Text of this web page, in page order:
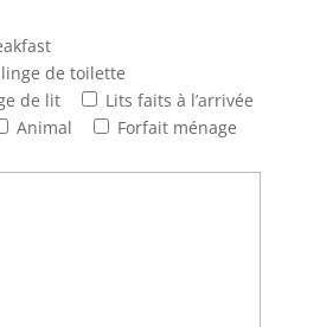
de toilette
de lit
Lits faits à l’arrivée
Animal
Forfait ménage